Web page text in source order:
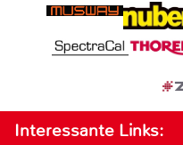
Interessante Links: